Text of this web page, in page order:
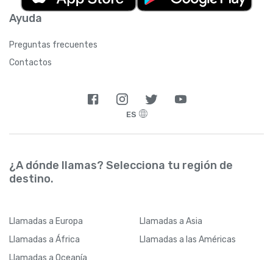
Ayuda
Preguntas frecuentes
Contactos
ES
¿A dónde llamas? Selecciona tu región de
destino.
Llamadas a Europa Llamadas a Asia
Llamadas a África Llamadas a las Américas
Llamadas a Oceanía